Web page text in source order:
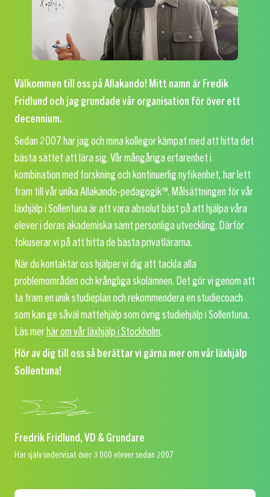
Välkommen till oss på Allakando! Mitt namn är Fredik
Fridlund och jag grundade vår organisation för över ett
decennium.
Sedan 2007 har jag och mina kollegor kämpat med att hitta det
bästa sättet att lära sig. Vår mångåriga erfarenhet i
kombination med forskning och kontinuerlig nyfikenhet, har lett
fram till vår unika Allakando-pedagogik™. Målsättningen för vår
läxhjälp i Sollentuna är att vara absolut bäst på att hjälpa våra
elever i deras akademiska samt personliga utveckling. Därför
fokuserar vi på att hitta de bästa privatlärarna.
När du kontaktar oss hjälper vi dig att tackla alla
problemområden och krångliga skolämnen. Det gör vi genom att
ta fram en unik studieplan och rekommendera en studiecoach
som kan ge såväl mattehjälp som övrig studiehjälp i Sollentuna.
Läs merhär om vår läxhjälp i Stockholm.
Hör av dig till oss så berättar vi gärna mer om vår läxhjälp
Sollentuna!
Fredrik Fridlund, VD & Grundare
Har själv undervisat över 3 000 elever sedan 2007